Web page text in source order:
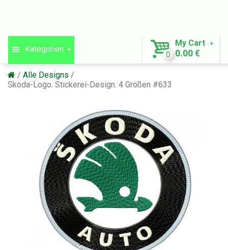
Kategorien
My Cart
0 0.00 €
Alle Designs
Skoda-Logo. Stickerei-Design. 4 Größen #633